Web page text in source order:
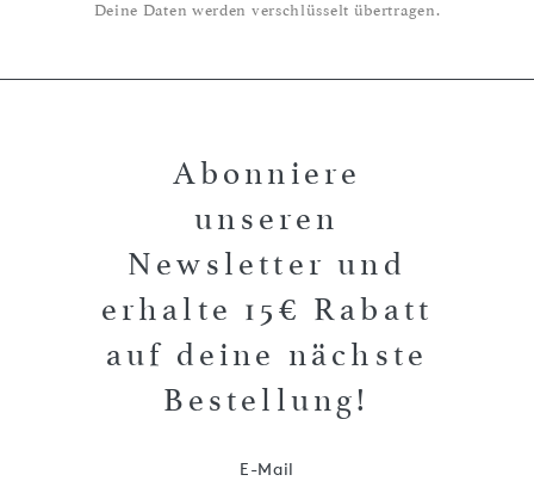
Deine Daten werden verschlüsselt übertragen.
Abonniere
unseren
Newsletter und
erhalte 15€ Rabatt
auf deine nächste
Bestellung!
E-Mail